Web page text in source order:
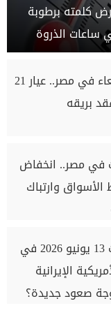
كلمته برطوبة
ساعات الذروة
أسعار الذهب اليوم الأربعاء في مصر.. عيار 21
بريقه
في مصر.. انخفاض
وارتباك
سعر الدولار اليوم السبت 13 يونيو 2026 في
الإيرانية
صعود جديدة؟